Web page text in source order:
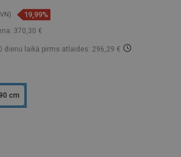
370,30 €
19,99%
dienu laikā pirms atlaides: 296,29 €
cm